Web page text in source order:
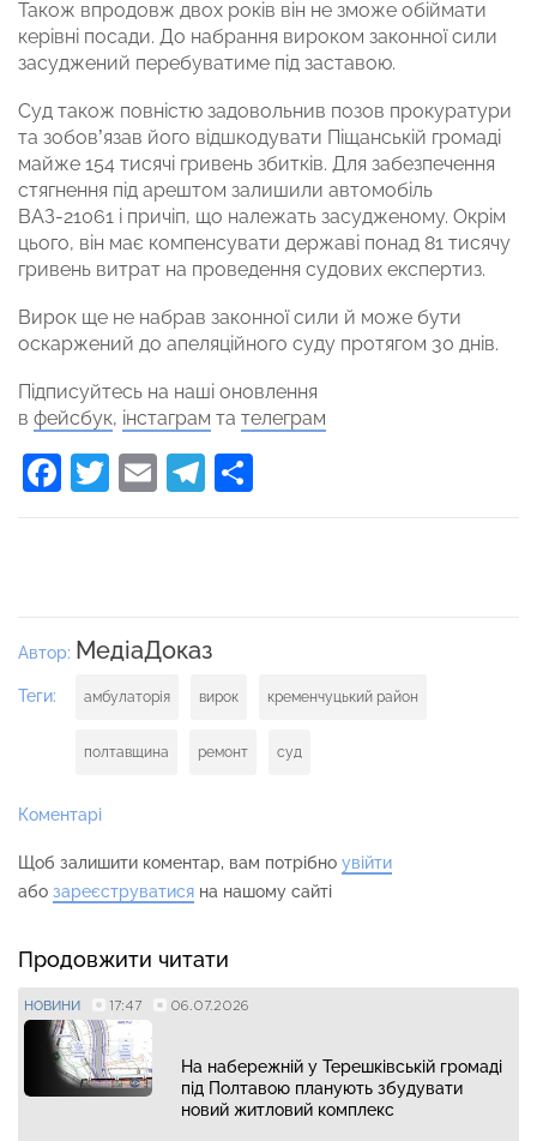
Також впродовж двох років він не зможе обіймати
керівні посади. До набрання вироком законної сили
засуджений перебуватиме під заставою.
Суд також повністю задовольнив позов прокуратури
та зобов’язав його відшкодувати Піщанській громаді
майже 154 тисячі гривень збитків. Для забезпечення
стягнення під арештом залишили автомобіль
ВАЗ-21061 і причіп, що належать засудженому. Окрім
цього, він має компенсувати державі понад 81 тисячу
гривень витрат на проведення судових експертиз.
Вирок ще не набрав законної сили й може бути
оскаржений до апеляційного суду протягом 30 днів.
Підписуйтесь на наші оновлення
в фейсбук, інстаграм та телеграм
Facebook
Twitter
EmailTelegram
Автор: МедіаДоказ
Теги: амбулаторія вирок кременчуцький район
полтавщина ремонт суд
Коментарі
Щоб залишити коментар, вам потрібно увійти
або зареєструватися на нашому сайті
Продовжити читати
НОВИНИ 17:47 06.07.2026
На набережній у Терешківській громаді
під Полтавою планують збудувати
новий житловий комплекс